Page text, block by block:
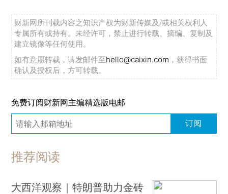
财新网所刊载内容之知识产权为财新传媒及/或相关权利人
专属所有或持有。未经许可，禁止进行转载、摘编、复制及
建立镜像等任何使用。
如有意愿转载，请发邮件至hello@caixin.com ，获得书面
确认及授权后，方可转载。
免费订阅财新网主编精选版电邮
订阅
推荐阅读
大西洋观察｜特朗普助力金砖